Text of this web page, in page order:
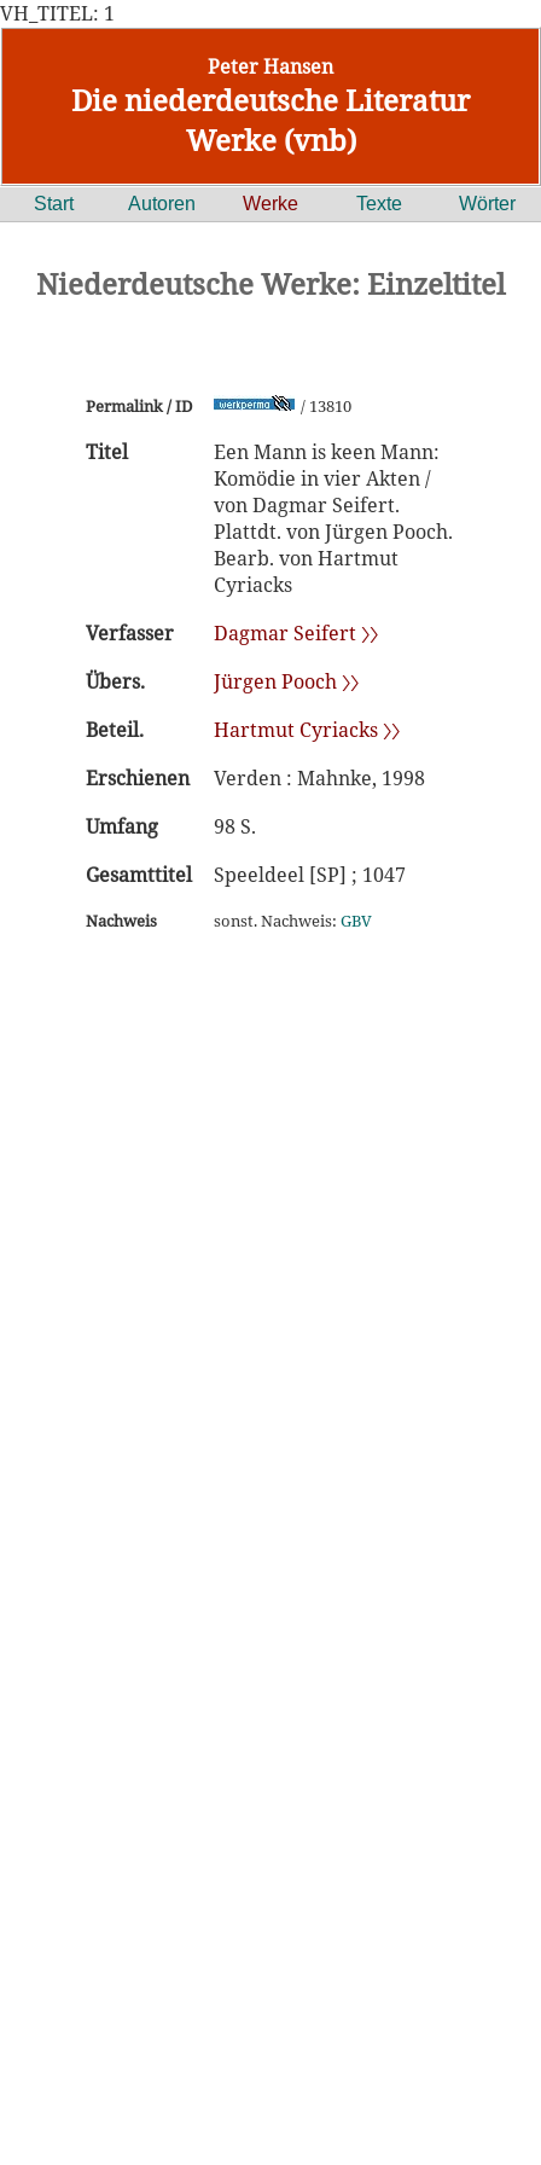
VH_TITEL: 1
Peter Hansen
Die niederdeutsche Literatur
Werke (vnb)
Start Autoren Werke Texte Wörter
Niederdeutsche Werke: Einzeltitel
Permalink / ID / 13810
Titel
Een Mann is keen Mann:
Komödie in vier Akten /
von Dagmar Seifert.
Plattdt. von Jürgen Pooch.
Bearb. von Hartmut
Cyriacks
Verfasser
Dagmar Seifert 〉〉
Übers.
Jürgen Pooch 〉〉
Beteil.
Hartmut Cyriacks 〉〉
Erschienen
Verden : Mahnke, 1998
Umfang
98 S.
Gesamttitel
Speeldeel [SP] ; 1047
Nachweis sonst. Nachweis: GBV